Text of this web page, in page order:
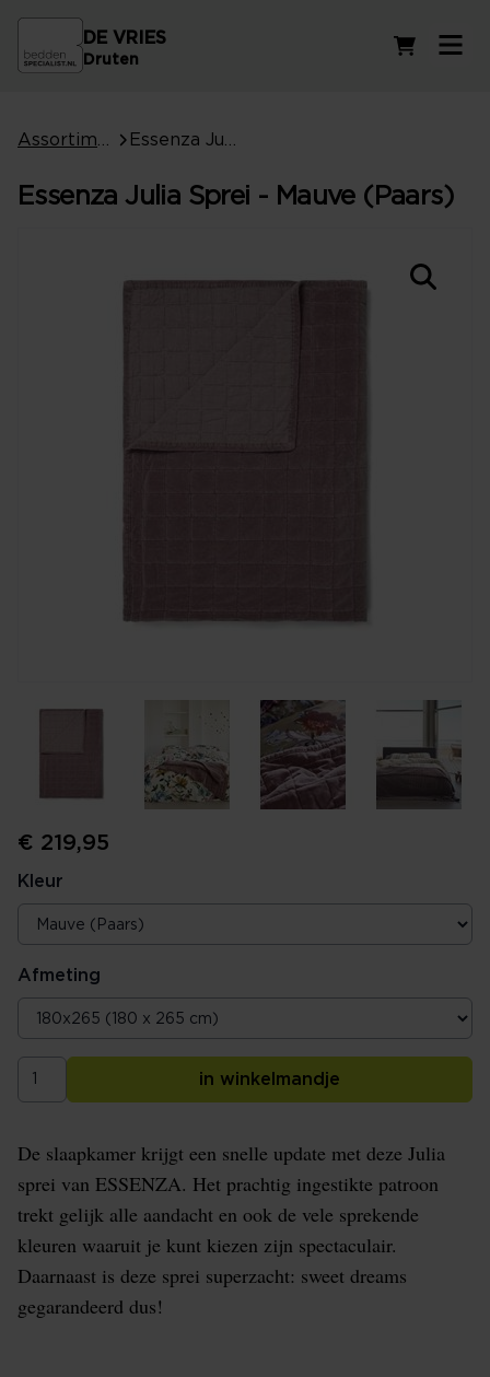
DE VRIES
Druten
Essenza Julia Sprei - Mauve (Paars)
€ 219,95
Kleur
Afmeting
in winkelmandje
De slaapkamer krijgt een snelle update met deze Julia
sprei van ESSENZA. Het prachtig ingestikte patroon
trekt gelijk alle aandacht en ook de vele sprekende
kleuren waaruit je kunt kiezen zijn spectaculair.
Daarnaast is deze sprei superzacht: sweet dreams
gegarandeerd dus!